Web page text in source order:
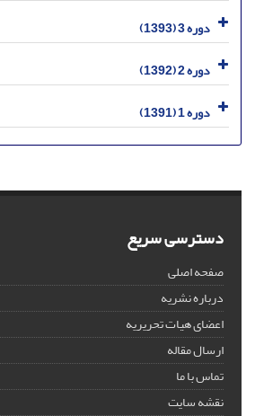
دوره 3 (1393)
دوره 2 (1392)
دوره 1 (1391)
دسترسی سریع
صفحه اصلی
درباره نشریه
اعضای هیات تحریریه
ارسال مقاله
تماس با ما
نقشه سایت